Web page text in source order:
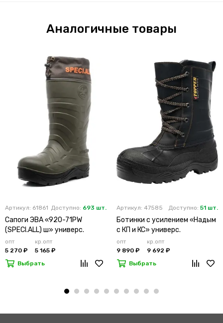
Аналогичные товары
Артикул: 61861 Доступно: 693 шт.
Сапоги ЭВА «920-71PW
(SPECI.ALL) ш» универс.
утепленные
опт
5 270 ₽
кр.опт
5 165 ₽
Выбрать
Артикул: 47585 Доступно: 51 шт.
Ботинки с усилением «Надым
с КП и КС» универс.
утепленные
опт
9 890 ₽
кр.опт
9 692 ₽
Выбрать